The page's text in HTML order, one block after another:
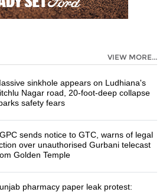
VIEW MORE...
sinkhole appears on Ludhiana's
Nagar road, 20-foot-deep collapse
safety fears
sends notice to GTC, warns of legal
over unauthorised Gurbani telecast
Golden Temple
pharmacy paper leak protest: